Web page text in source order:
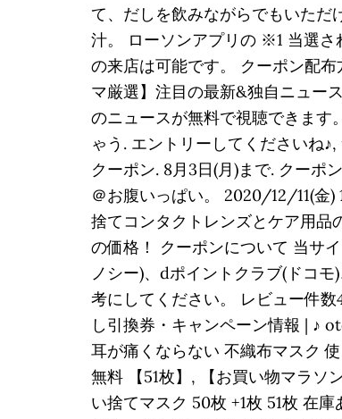
て、だしを飲みながらでもいただ
汁。 ローソンアプリの ※1 当選さ
の来店は可能です。 クーポン配
マ厳選】注目の最新&独自ニュー
のニュースが無料で視聴できます
ゃう. エントリーしてくださいね
クーポン. 8月3日(月)まで. クーポ
＠お腹いっぱい。 2020/12/11(金
捨てコンタクトレンズとケア用品
の価格！ クーポンについて 当サ
ノシー)、dポイントクラブ(ドコ
考にしてください。 レビュー件
し引換券・キャンペーン情報 | ♪
耳が痛くならない 不織布マスク
無料 【51枚】, 【お買い物マラソ
い捨てマスク 50枚 +1枚 51枚 在